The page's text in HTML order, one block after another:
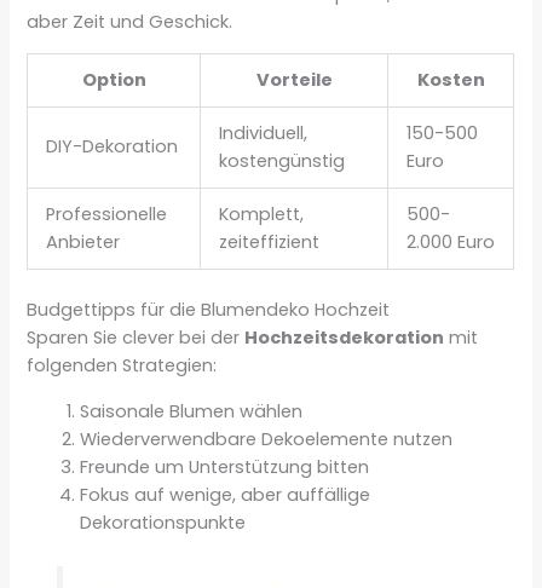
aber Zeit und Geschick.
Option Vorteile Kosten
DIY-Dekoration
Individuell,
kostengünstig
150-500
Euro
Professionelle
Anbieter
Komplett,
zeiteffizient
500-
2.000 Euro
Budgettipps für die Blumendeko Hochzeit
Sparen Sie clever bei der Hochzeitsdekoration mit
folgenden Strategien:
Saisonale Blumen wählen
Wiederverwendbare Dekoelemente nutzen
Freunde um Unterstützung bitten
Fokus auf wenige, aber auffällige
Dekorationspunkte